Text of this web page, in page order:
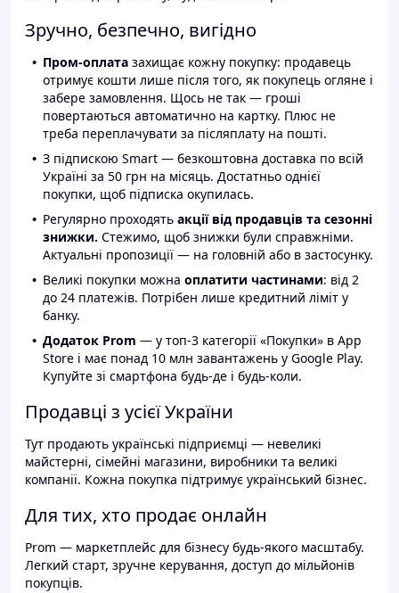
Зручно, безпечно, вигідно
Пром-оплата захищає кожну покупку: продавець
отримує кошти лише після того, як покупець огляне і
забере замовлення. Щось не так — гроші
повертаються автоматично на картку. Плюс не
треба переплачувати за післяплату на пошті.
З підпискою Smart — безкоштовна доставка по всій
Україні за 50 грн на місяць. Достатньо однієї
покупки, щоб підписка окупилась.
Регулярно проходять акції від продавців та сезонні
знижки. Стежимо, щоб знижки були справжніми.
Актуальні пропозиції — на головній або в застосунку.
Великі покупки можна оплатити частинами: від 2
до 24 платежів. Потрібен лише кредитний ліміт у
банку.
Додаток Prom — у топ-3 категорії «Покупки» в App
Store і має понад 10 млн завантажень у Google Play.
Купуйте зі смартфона будь-де і будь-коли.
Продавці з усієї України
Тут продають українські підприємці — невеликі
майстерні, сімейні магазини, виробники та великі
компанії. Кожна покупка підтримує український бізнес.
Для тих, хто продає онлайн
Prom — маркетплейс для бізнесу будь-якого масштабу.
Легкий старт, зручне керування, доступ до мільйонів
покупців.